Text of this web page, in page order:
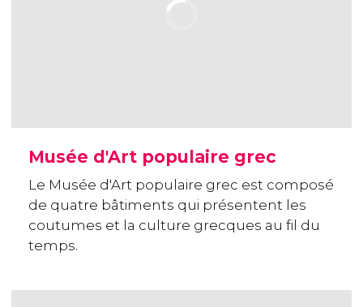
Musée d'Art populaire grec
Le Musée d'Art populaire grec est composé
de quatre bâtiments qui présentent les
coutumes et la culture grecques au fil du
temps.